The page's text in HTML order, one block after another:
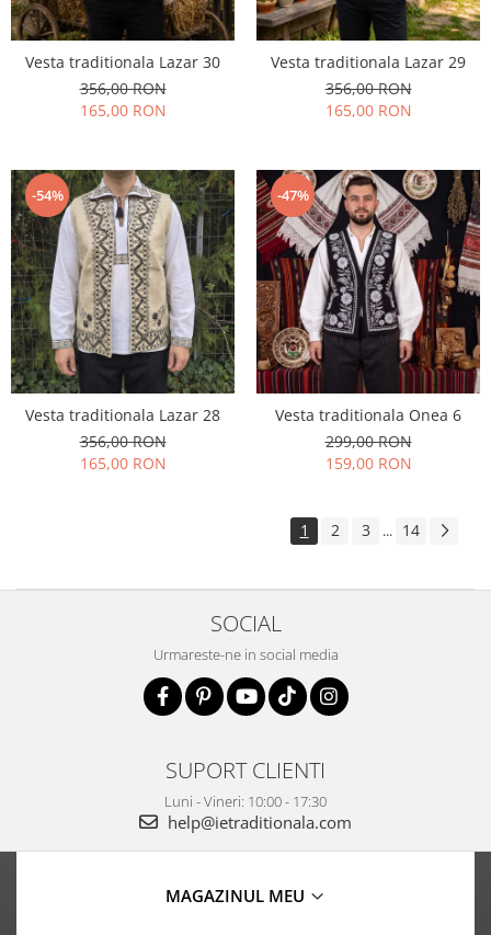
Vesta traditionala Lazar 30
356,00 RON
165,00 RON
Vesta traditionala Lazar 29
356,00 RON
165,00 RON
-54%
Vesta traditionala Lazar 28
356,00 RON
165,00 RON
-47%
Vesta traditionala Onea 6
299,00 RON
159,00 RON
1 2 3 ... 14
SOCIAL
Urmareste-ne in social media
SUPORT CLIENTI
Luni - Vineri: 10:00 - 17:30
help@ietraditionala.com
MAGAZINUL MEU